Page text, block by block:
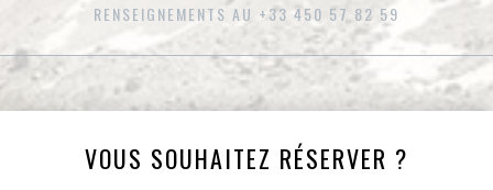
RENSEIGNEMENTS AU +33 450 57 82 59
VOUS SOUHAITEZ RÉSERVER ?